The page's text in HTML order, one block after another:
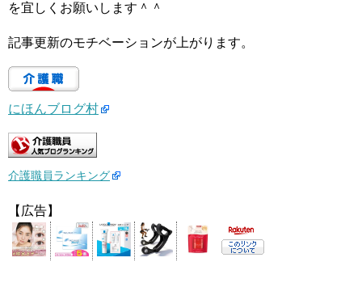
を宜しくお願いします＾＾
記事更新のモチベーションが上がります。
にほんブログ村
介護職員ランキング
【広告】